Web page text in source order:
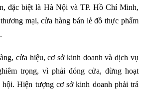
đặc biệt là Hà Nội và TP. Hồ Chí Minh,
mại, cửa hàng bán lẻ đồ thực phẩm
cửa hiệu, cơ sở kinh doanh và dịch vụ
trọng, vì phải đóng cửa, dừng hoạt
Hiện tượng cơ sở kinh doanh phải trả